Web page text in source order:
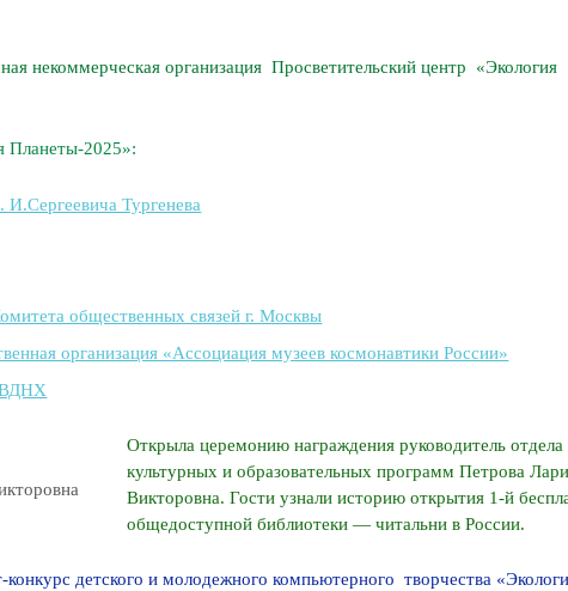
некоммерческая организация Просветительский центр «Экология
Планеты-2025»:
И.Сергеевича Тургенева
общественных связей г. Москвы
организация «Ассоциация музеев космонавтики России»
ВДНХ
Открыла церемонию награждения руководитель отдела
культурных и образовательных программ Петрова
Викторовна. Гости узнали историю открытия 1-й
общедоступной библиотеки — читальни в России.
детского и молодежного компьютерного творчества